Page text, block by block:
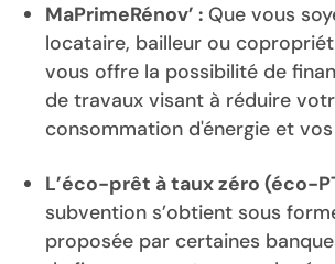
MaPrimeRénov’ :Que vous
locataire, bailleur ou
vous offre la possibilité de
de travaux visant à réduire
consommation d'énergie et
L’éco-prêt à taux zéro (éco-
subvention s’obtient sous
proposée par certaines